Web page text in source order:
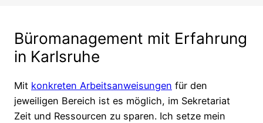
Büromanagement mit Erfahrung
in Karlsruhe
Mit konkreten Arbeitsanweisungen für den
jeweiligen Bereich ist es möglich, im Sekretariat
Zeit und Ressourcen zu sparen. Ich setze mein